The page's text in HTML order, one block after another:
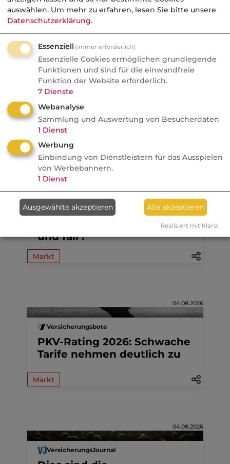
Markt
Nachrichten
GKV-Beiträge als Instrument
Politik
AssCompact
Recht auf Vergessenwerden
in der PKV: Ist es möglich –
und fair?
Markt
04.08.2026
Versicherungsbote
PKV-Rating 2026: Schwache
Tarife nehmen deutlich zu
Markt
04.08.2026
VersicherungsJournal
auswählen. Um mehr zu erfahren, lesen Sie bitte unsere
Datenschutzerklärung.
Essenziell (immer erforderlich)
Essenzielle Cookies ermöglichen grundlegende
Funktionen und sind für die einwandfreie
Funktion der Website erforderlich.
7 Dienste
Webanalyse
Sammlung und Auswertung von Besucherdaten
1 Dienst
Werbung
Einbindung von Dienstleistern für das Ausspielen
von Werbebannern.
1 Dienst
Ausgewählte akzeptieren Alle akzeptieren
Realisiert mit Klaro!